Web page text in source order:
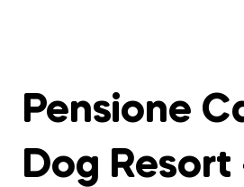
Pensione
Dog Resort